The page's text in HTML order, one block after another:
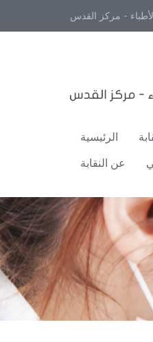
- مركز القدس
الرئيسية
عن النقابة